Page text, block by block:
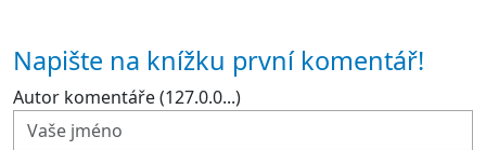
Napište na knížku první komentář!
Autor komentáře (127.0.0...)